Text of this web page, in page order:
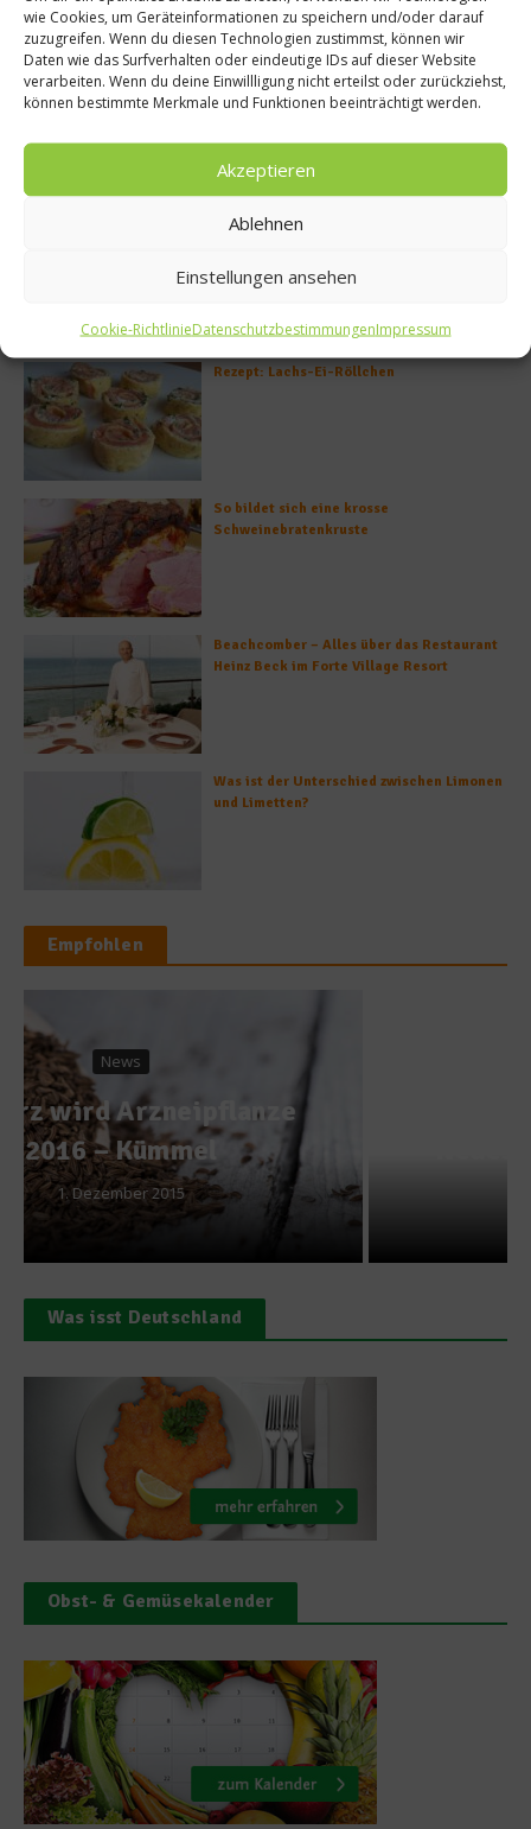
wie Cookies, um Geräteinformationen zu speichern und/oder darauf
zuzugreifen. Wenn du diesen Technologien zustimmst, können wir
Daten wie das Surfverhalten oder eindeutige IDs auf dieser Website
verarbeiten. Wenn du deine Einwillligung nicht erteilst oder zurückziehst,
können bestimmte Merkmale und Funktionen beeinträchtigt werden.
Akzeptieren
Ablehnen
Einstellungen ansehen
Cookie-RichtlinieDatenschutzbestimmungenImpressum
Rezept: Deichlammrücken in der
gefüllten Poveraden
Rezept: Lachs-Ei-Röllchen
So bildet sich eine krosse
Schweinebratenkruste
Beachcomber – Alles über das Restaurant
Heinz Beck im Forte Village Resort
Was ist der Unterschied zwischen Limonen
und Limetten?
Empfohlen
Ein Hoch auf den Handkäs‘ –
Neues Buch von Mirko Reeh
9. Juli 2014
Was isst Deutschland
Obst- & Gemüsekalender